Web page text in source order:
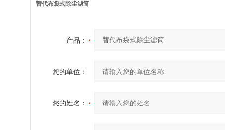
替代布袋式除尘滤筒
产品：
您的单位：
您的姓名：